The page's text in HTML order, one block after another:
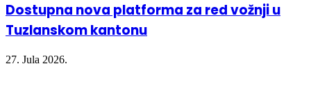
Dostupna nova platforma za red vožnji u
Tuzlanskom kantonu
27. Jula 2026.